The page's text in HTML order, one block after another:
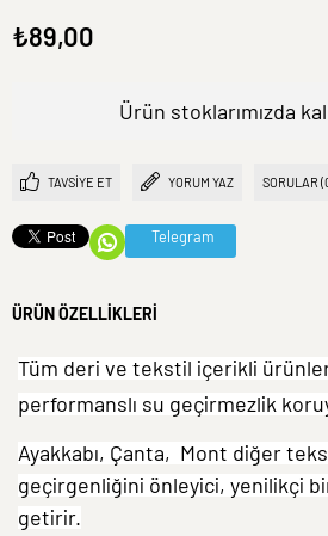
₺89,00
Ürün stoklarımızda
TAVSIYE ET YORUM YAZ SORULAR
Telegram
ÜRÜN ÖZELLIKLERI
Tüm deri ve tekstil içerikli
performanslı su geçirmezlik
Ayakkabı, Çanta, Mont diğer
geçirgenliğini önleyici, yenilikçi
getirir.